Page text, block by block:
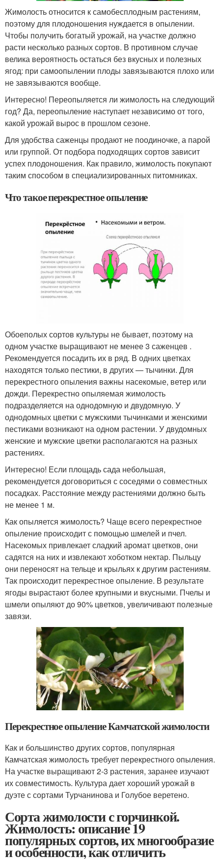
Жимолость относится к самобесплодным растениям,
поэтому для плодоношения нуждается в опылении.
Чтобы получить богатый урожай, на участке должно
расти несколько разных сортов. В противном случае
велика вероятность остаться без вкусных и полезных
ягод: при самоопылении плоды завязываются плохо или
не завязываются вообще.
Интересно! Переопыляется ли жимолость на следующий
год? Да, переопыление наступает независимо от того,
какой урожай вырос в прошлом сезоне.
Для удобства саженцы продают не поодиночке, а парой
или группой. От подбора подходящих сортов зависит
успех плодоношения. Как правило, жимолость покупают
таким способом в специализированных питомниках.
Что такое перекрестное опыление
Обоеполых сортов культуры не бывает, поэтому на
одном участке выращивают не менее 3 саженцев .
Рекомендуется посадить их в ряд. В одних цветках
находятся только пестики, в других — тычинки. Для
перекрестного опыления важны насекомые, ветер или
дожди. Перекрестно опыляемая жимолость
подразделяется на однодомную и двудомную. У
однодомных цветки с мужскими тычинками и женскими
пестиками возникают на одном растении. У двудомных
женские и мужские цветки располагаются на разных
растениях.
Интересно! Если площадь сада небольшая,
рекомендуется договориться с соседями о совместных
посадках. Расстояние между растениями должно быть
не менее 1 м.
Как опыляется жимолость? Чаще всего перекрестное
опыление происходит с помощью шмелей и пчел.
Насекомых привлекает сладкий аромат цветков, они
садятся на них и извлекают хоботком нектар. Пыльцу
они переносят на тельце и крыльях к другим растениям.
Так происходит перекрестное опыление. В результате
ягоды вырастают более крупными и вкусными. Пчелы и
шмели опыляют до 90% цветков, увеличивают полезные
завязи.
Перекрестное опыление Камчатской жимолости
Как и большинство других сортов, популярная
Камчатская жимолость требует перекрестного опыления.
На участке выращивают 2-3 растения, заранее изучают
их совместимость. Культура дает хороший урожай в
дуэте с сортами Турчанинова и Голубое веретено.
Сорта жимолости с горчинкой.
Жимолость: описание 19
популярных сортов, их многообразие
и особенности, как отличить